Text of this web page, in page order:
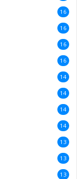
16
16
16
16
14
14
14
14
13
13
13